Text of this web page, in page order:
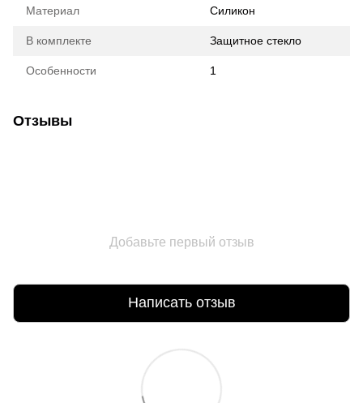
Материал Силикон
В комплекте Защитное стекло
Особенности 1
Отзывы
Добавьте первый отзыв
Написать отзыв